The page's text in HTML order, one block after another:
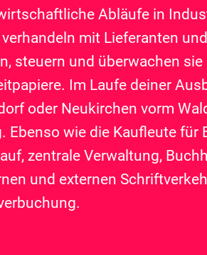
Abläufe in
mit Lieferanten
steuern und überwachen
Im Laufe deiner
oder Neukirchen vorm
Ebenso wie die Kaufleute
zentrale Verwaltung,
und externen